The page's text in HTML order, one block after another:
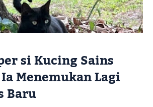
si Kucing Sains
Menemukan Lagi
Baru